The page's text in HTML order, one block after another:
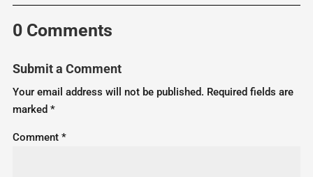
0 Comments
Submit a Comment
Your email address will not be published. Required fields are
marked *
Comment *